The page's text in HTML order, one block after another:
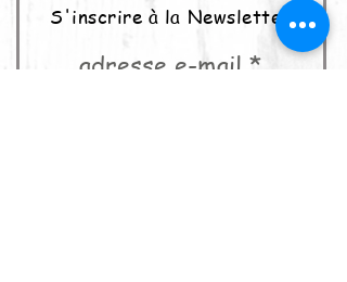
S'inscrire à la Newsletter
adresse e-mail